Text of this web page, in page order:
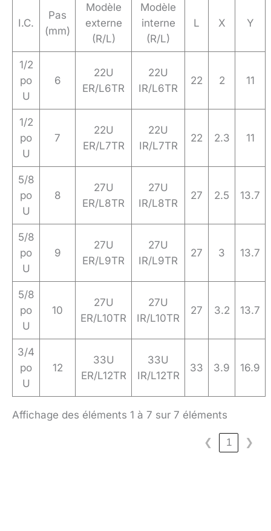
I.C.
Pas
(mm)
Modèle
externe
(R/L)
Modèle
interne
(R/L)
L X Y
1/2
po
U
6
22U
ER/L6TR
22U
IR/L6TR
22 2 11
1/2
po
U
7
22U
ER/L7TR
22U
IR/L7TR
22 2.3 11
5/8
po
U
8
27U
ER/L8TR
27U
IR/L8TR
27 2.5 13.7
5/8
po
U
9
27U
ER/L9TR
27U
IR/L9TR
27 3 13.7
5/8
po
U
10
27U
ER/L10TR
27U
IR/L10TR
27 3.2 13.7
3/4
po
U
12
33U
ER/L12TR
33U
IR/L12TR
33 3.9 16.9
Affichage des éléments 1 à 7 sur 7 éléments
❮ 1 ❯